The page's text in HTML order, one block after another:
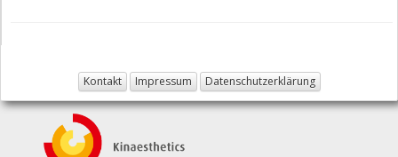
Kontakt Impressum Datenschutzerklärung